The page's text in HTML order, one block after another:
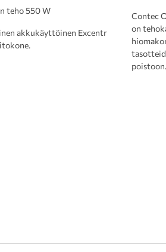
teho 550 W
akkukäyttöinen Excentr
Contec
on
poistoon.